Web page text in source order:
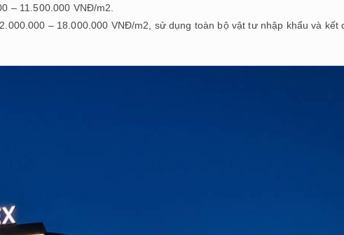
– 11.500.000 VNĐ/m2.
– 18.000.000 VNĐ/m2, sử dụng toàn bộ vật tư nhập khẩu và kết